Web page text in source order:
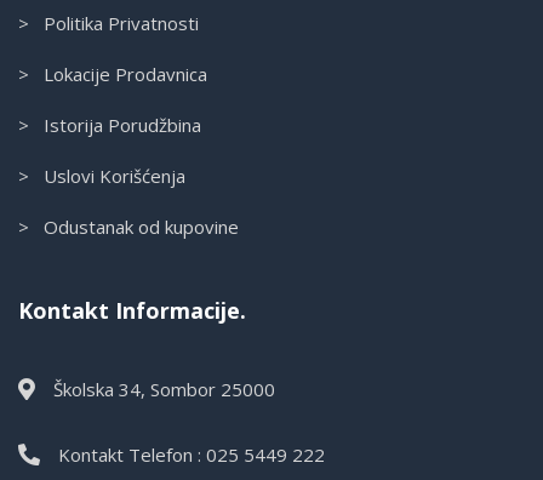
> Politika Privatnosti
> Lokacije Prodavnica
> Istorija Porudžbina
> Uslovi Korišćenja
> Odustanak od kupovine
Kontakt Informacije.
Školska 34, Sombor 25000
Kontakt Telefon : 025 5449 222